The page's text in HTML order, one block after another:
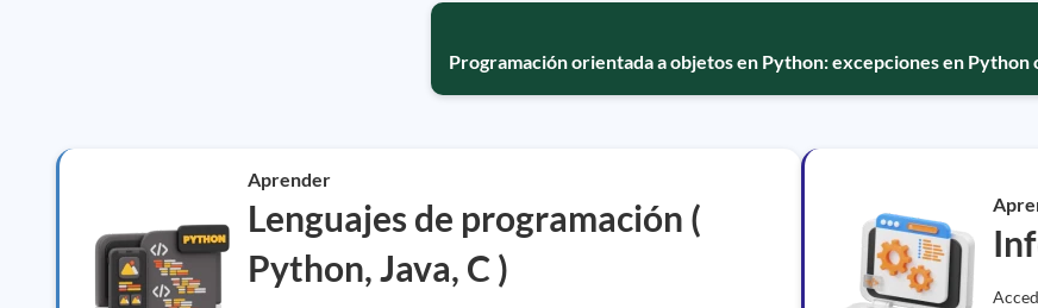
Programación orientada a objetos en Python: excepciones en Python
Aprender
Lenguajes de programación (
Python, Java, C )